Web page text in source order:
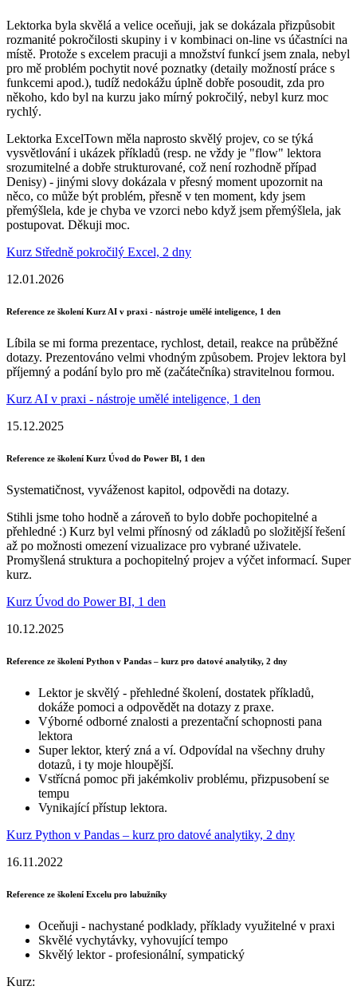
Lektorka byla skvělá a velice oceňuji, jak se dokázala přizpůsobit
rozmanité pokročilosti skupiny i v kombinaci on-line vs účastníci na
místě. Protože s excelem pracuji a množství funkcí jsem znala, nebyl
pro mě problém pochytit nové poznatky (detaily možností práce s
funkcemi apod.), tudíž nedokážu úplně dobře posoudit, zda pro
někoho, kdo byl na kurzu jako mírný pokročilý, nebyl kurz moc
rychlý.
Lektorka ExcelTown měla naprosto skvělý projev, co se týká
vysvětlování i ukázek příkladů (resp. ne vždy je "flow" lektora
srozumitelné a dobře strukturované, což není rozhodně případ
Denisy) - jinými slovy dokázala v přesný moment upozornit na
něco, co může být problém, přesně v ten moment, kdy jsem
přemýšlela, kde je chyba ve vzorci nebo když jsem přemýšlela, jak
postupovat. Děkuji moc.
Kurz Středně pokročilý Excel, 2 dny
12.01.2026
Reference ze školení Kurz AI v praxi - nástroje umělé inteligence, 1 den
Líbila se mi forma prezentace, rychlost, detail, reakce na průběžné
dotazy. Prezentováno velmi vhodným způsobem. Projev lektora byl
příjemný a podání bylo pro mě (začátečníka) stravitelnou formou.
Kurz AI v praxi - nástroje umělé inteligence, 1 den
15.12.2025
Reference ze školení Kurz Úvod do Power BI, 1 den
Systematičnost, vyváženost kapitol, odpovědi na dotazy.
Stihli jsme toho hodně a zároveň to bylo dobře pochopitelné a
přehledné :) Kurz byl velmi přínosný od základů po složitější řešení
až po možnosti omezení vizualizace pro vybrané uživatele.
Promyšlená struktura a pochopitelný projev a výčet informací. Super
kurz.
Kurz Úvod do Power BI, 1 den
10.12.2025
Reference ze školení Python v Pandas – kurz pro datové analytiky, 2 dny
Lektor je skvělý - přehledné školení, dostatek příkladů,
dokáže pomoci a odpovědět na dotazy z praxe.
Výborné odborné znalosti a prezentační schopnosti pana
lektora
Super lektor, který zná a ví. Odpovídal na všechny druhy
dotazů, i ty moje hloupější.
Vstřícná pomoc při jakémkoliv problému, přizpusobení se
tempu
Vynikající přístup lektora.
Kurz Python v Pandas – kurz pro datové analytiky, 2 dny
16.11.2022
Reference ze školení Excelu pro labužníky
Oceňuji - nachystané podklady, příklady využitelné v praxi
Skvělé vychytávky, vyhovující tempo
Skvělý lektor - profesionální, sympatický
Kurz: